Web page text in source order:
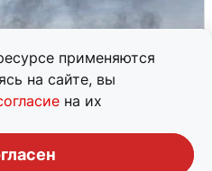
применяются
на сайте, вы
на их